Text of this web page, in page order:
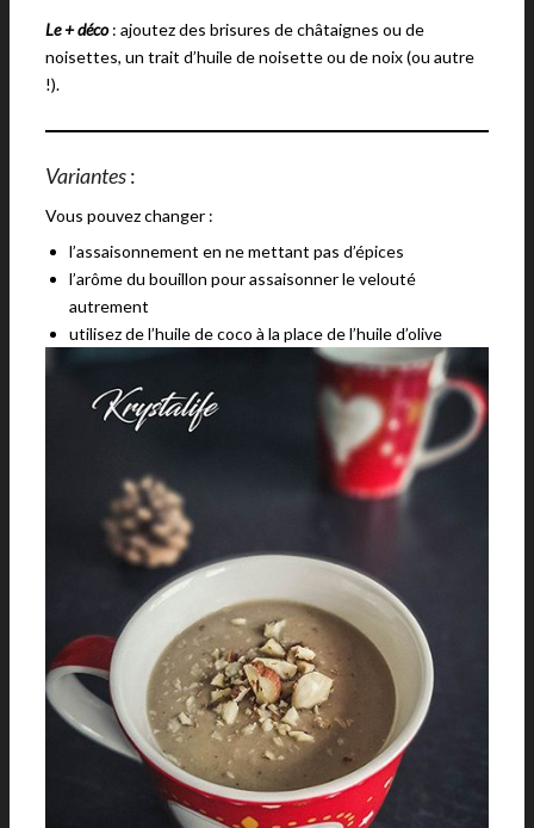
Le + déco: ajoutez des brisures de châtaignes ou de
noisettes, un trait d’huile de noisette ou de noix (ou autre
!).
Variantes:
Vous pouvez changer :
l’assaisonnement en ne mettant pas d’épices
l’arôme du bouillon pour assaisonner le velouté
autrement
utilisez de l’huile de coco à la place de l’huile d’olive